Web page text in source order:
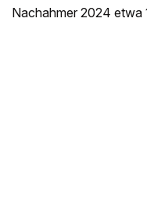
Nachahmer 2024 etwa